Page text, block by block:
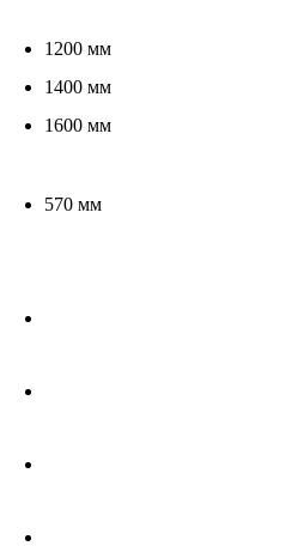
1200 мм
1400 мм
1600 мм
570 мм